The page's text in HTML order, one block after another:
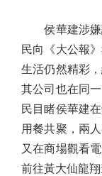
侯華建涉嫌
民向《大公報
生活仍然精彩
其公司也在同
民目睹侯華建
用餐共聚，兩
又在商場觀看
前往黃大仙龍翔